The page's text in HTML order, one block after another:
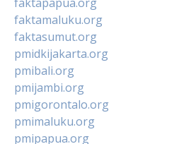
faktamaluku.org
faktasumut.org
pmidkijakarta.org
pmibali.org
pmijambi.org
pmigorontalo.org
pmimaluku.org
pmipapua.org